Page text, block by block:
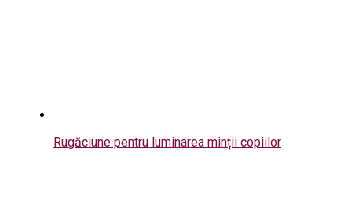
Rugăciune pentru luminarea minții copiilor